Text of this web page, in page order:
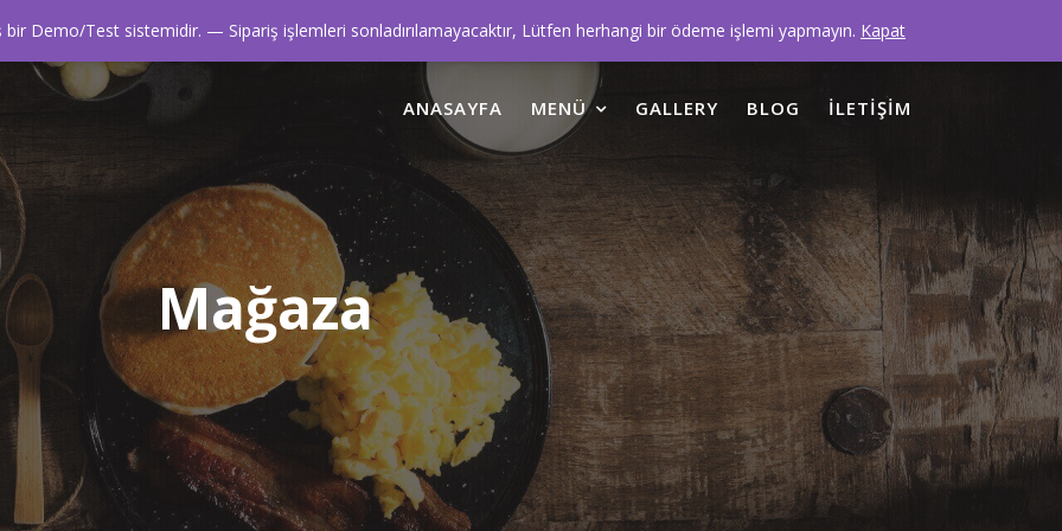
0216 445 42 42
ANASAYFA MENÜ GALLERY BLOG İLETIŞIM
Mağaza
Demo/Test sistemidir. — Sipariş işlemleri sonladırılamayacaktır, Lütfen herhangi bir ödeme işlemi yapmayın. Kapat